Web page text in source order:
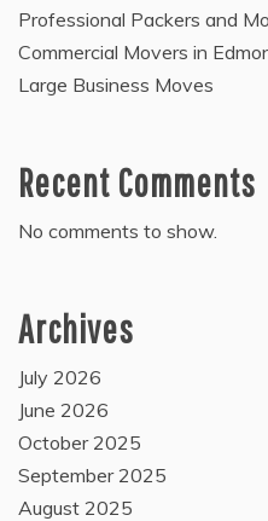
Professional Packers and
Commercial Movers in
Large Business Moves
Recent Comments
No comments to show.
Archives
July 2026
June 2026
October 2025
September 2025
August 2025